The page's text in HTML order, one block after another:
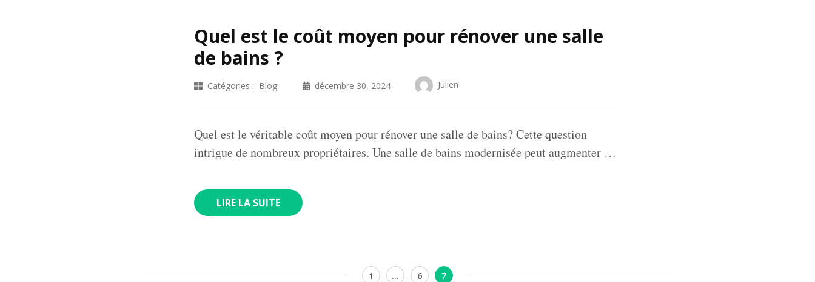
Quel est le coût moyen pour rénover une salle
de bains ?
Catégories : Blog décembre 30, 2024 Julien
Quel est le véritable coût moyen pour rénover une salle de bains? Cette question
intrigue de nombreux propriétaires. Une salle de bains modernisée peut augmenter …
LIRE LA SUITE
Pagination
Page
1 … Page
6 Page
7